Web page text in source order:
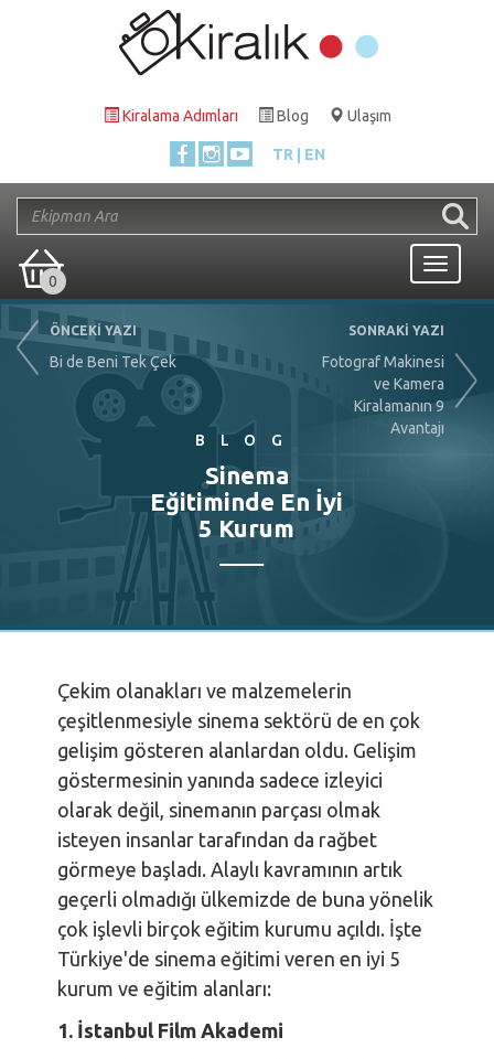
Kiralama Adımları Blog Ulaşım
TR EN
0
Toggle
BLOG
Sinema
Eğitiminde En İyi
5 Kurum
ÖNCEKİ YAZI
Bi de Beni Tek Çek
SONRAKİ YAZI
Fotograf Makinesi
ve Kamera
Kiralamanın 9
Avantajı
Çekim olanakları ve malzemelerin
çeşitlenmesiyle sinema sektörü de en çok
gelişim gösteren alanlardan oldu. Gelişim
göstermesinin yanında sadece izleyici
olarak değil, sinemanın parçası olmak
isteyen insanlar tarafından da rağbet
görmeye başladı. Alaylı kavramının artık
geçerli olmadığı ülkemizde de buna yönelik
çok işlevli birçok eğitim kurumu açıldı. İşte
Türkiye'de sinema eğitimi veren en iyi 5
kurum ve eğitim alanları:
1. İstanbul Film Akademi